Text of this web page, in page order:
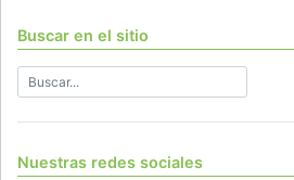
Buscar en el sitio
Nuestras redes sociales